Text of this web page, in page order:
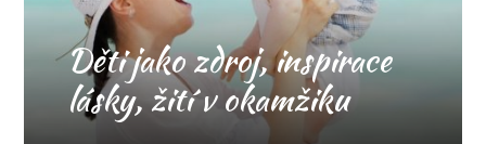
Děti jako zdroj, inspirace
lásky, žití v okamžiku